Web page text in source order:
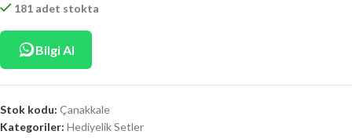
181 adet stokta
Bilgi Al
Stok kodu: Çanakkale
Kategoriler: Hediyelik Setler